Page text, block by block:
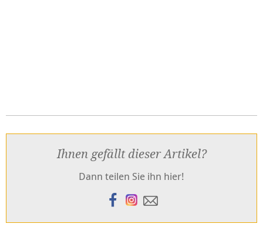
Ihnen gefällt dieser Artikel?
Dann teilen Sie ihn hier!